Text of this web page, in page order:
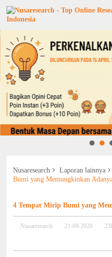
Nusaresearch Laporan lainnya
Bumi yang Memungkinkan
4 Tempat Mirip Bumi yang
Nusaresearch 21-09-2020